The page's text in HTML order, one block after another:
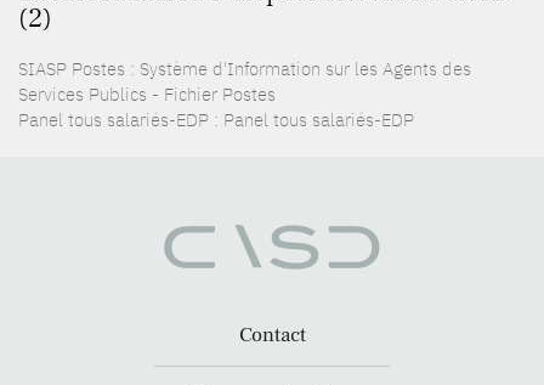
(2)
SIASP Postes : Système d'Information sur les Agents des
Services Publics - Fichier Postes
Panel tous salariés-EDP : Panel tous salariés-EDP
Contact